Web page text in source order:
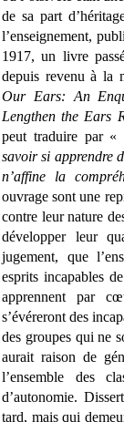
de sa part
l’enseignement,
1917, un livre
depuis revenu à la
Our Ears: An
Lengthen the Ears
peut traduire par «
savoir si apprendre
n’affine la
ouvrage sont une
contre leur nature
développer leur
jugement, que
esprits incapables
apprennent par
s’évéreront des
des groupes qui ne
aurait raison de
l’ensemble des
d’autonomie.
tard, mais qui